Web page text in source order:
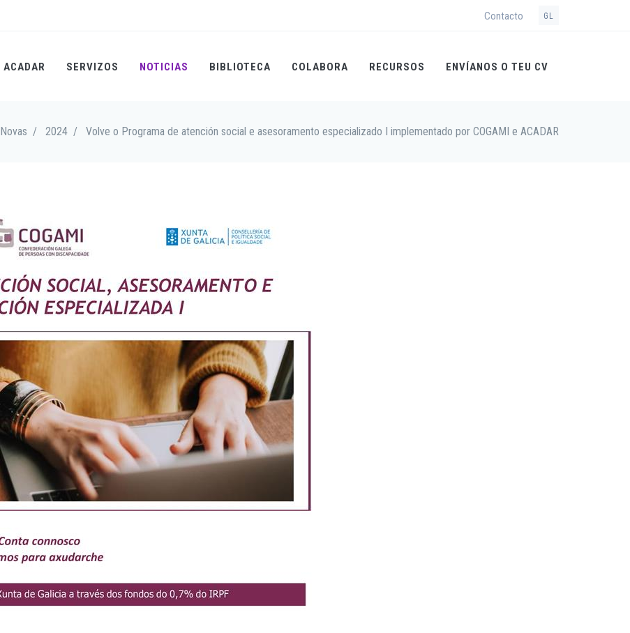
Contacto GL
ACADAR SERVIZOS NOTICIAS BIBLIOTECA COLABORA RECURSOS ENVÍANOS O TEU CV
Novas / 2024 / Volve o Programa de atención social e asesoramento especializado I implementado por COGAMI e ACADAR